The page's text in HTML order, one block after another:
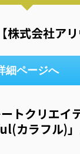
株式会社アリ
細ページへ
トクリエイ
カラフル)